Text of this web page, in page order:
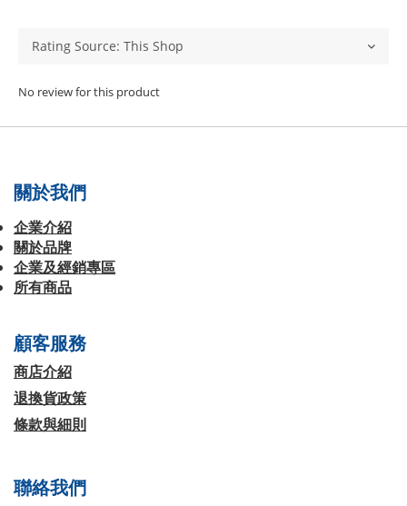
No review for this product
關於我們
企業介紹
關於品牌
企業及經銷專區
所有商品
顧客服務
商店介紹
退換貨政策
條款與細則
聯絡我們